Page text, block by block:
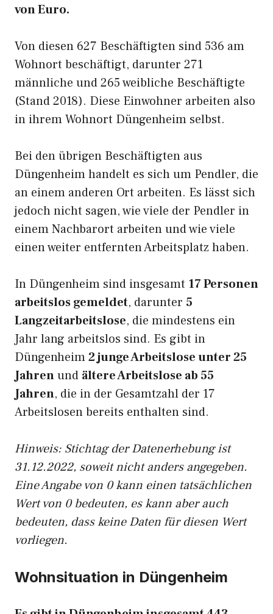
von Euro.
Von diesen 627 Beschäftigten sind 536 am
Wohnort beschäftigt, darunter 271
männliche und 265 weibliche Beschäftigte
(Stand 2018). Diese Einwohner arbeiten also
in ihrem Wohnort Düngenheim selbst.
Bei den übrigen Beschäftigten aus
Düngenheim handelt es sich um Pendler, die
an einem anderen Ort arbeiten. Es lässt sich
jedoch nicht sagen, wie viele der Pendler in
einem Nachbarort arbeiten und wie viele
einen weiter entfernten Arbeitsplatz haben.
In Düngenheim sind insgesamt 17 Personen
arbeitslos gemeldet, darunter 5
Langzeitarbeitslose, die mindestens ein
Jahr lang arbeitslos sind. Es gibt in
Düngenheim2 junge Arbeitslose unter 25
Jahrenund ältere Arbeitslose ab 55
Jahren, die in der Gesamtzahl der 17
Arbeitslosen bereits enthalten sind.
Hinweis: Stichtag der Datenerhebung ist
31.12.2022, soweit nicht anders angegeben.
Eine Angabe von 0 kann einen tatsächlichen
Wert von 0 bedeuten, es kann aber auch
bedeuten, dass keine Daten für diesen Wert
vorliegen.
Wohnsituation in Düngenheim